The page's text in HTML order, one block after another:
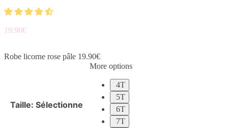
19.90€
Robe licorne rose pâle 19.90€
Taille: Sélectionne
More options
4T
5T
6T
7T